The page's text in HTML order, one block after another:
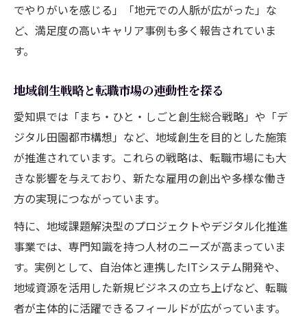
でやりがいを感じる」「地元での人脈が広がった」な
ど、満足度の高いキャリア事例も多く報告されていま
す。
地域創生戦略と転職市場の連動性を探る
愛知県では「まち・ひと・しごと創生総合戦略」や「デ
ジタル田園都市構想」など、地域創生を目的とした施策
が推進されています。これらの戦略は、転職市場にも大
きな影響を与えており、新たな雇用の創出や多様な働き
方の実現につながっています。
特に、地域課題解決型のプロジェクトやデジタル化推進
事業では、専門知識を持つ人材のニーズが高まっていま
す。実例として、自治体と連携したITシステム開発や、
地域資源を活用した新規ビジネスの立ち上げなど、転職
者が主体的に活躍できるフィールドが広がっています。